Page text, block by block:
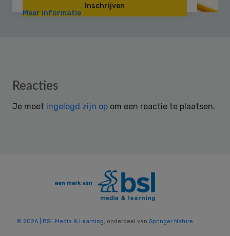
Inschrijven
Meer informatie
Reader
Reacties
Je moet ingelogd zijn op om een reactie te plaatsen.
© 2026 | BSL Media & Learning, onderdeel van Springer Nature